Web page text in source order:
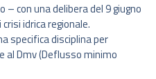
– con una delibera del 9 giugno
idrica regionale.
specifica disciplina per
al Dmv (Deflusso minimo